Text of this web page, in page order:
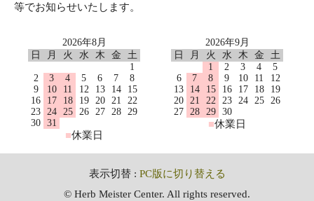
等でお知らせいたします。
2026年8月
日
月 火 水 木 金
土
1
2
3 4 5 6 7
8
9
10 11 12 13 14
15
16
17 18 19 20 21
22
23
24 25 26 27 28
29
30 31
■休業日
2026年9月
日
月 火 水 木 金
土
1
2 3 4
5
6
7 8 9 10 11
12
13
14 15 16 17 18
19
20
21 22 23 24 25
26
27
28 29 30
■休業日
表示切替 : PC版に切り替える
© Herb Meister Center. All rights reserved.